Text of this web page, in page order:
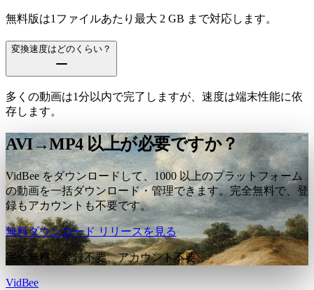
無料版は1ファイルあたり最大 2 GB まで対応します。
変換速度はどのくらい？
多くの動画は1分以内で完了しますが、速度は端末性能に依
存します。
AVI→MP4 以上が必要ですか？
VidBee をダウンロードして、1000 以上のプラットフォーム
の動画を一括ダウンロード・管理できます。完全無料で、登
録もアカウントも不要です。
無料ダウンロード リリースを見る
完全無料。登録不要、アカウント不要。
VidBee